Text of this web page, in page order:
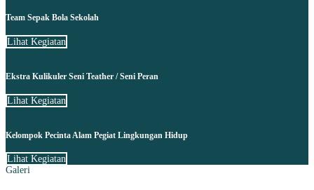
Team Sepak Bola Sekolah
Lihat Kegiatan
Ekstra Kulikuler Seni Teather / Seni Peran
Lihat Kegiatan
Kelompok Pecinta Alam Pegiat Lingkungan Hidup
Lihat Kegiatan
Galeri